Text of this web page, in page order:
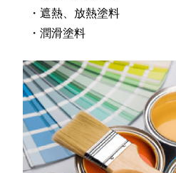
遮熱、放熱塗料
潤滑塗料